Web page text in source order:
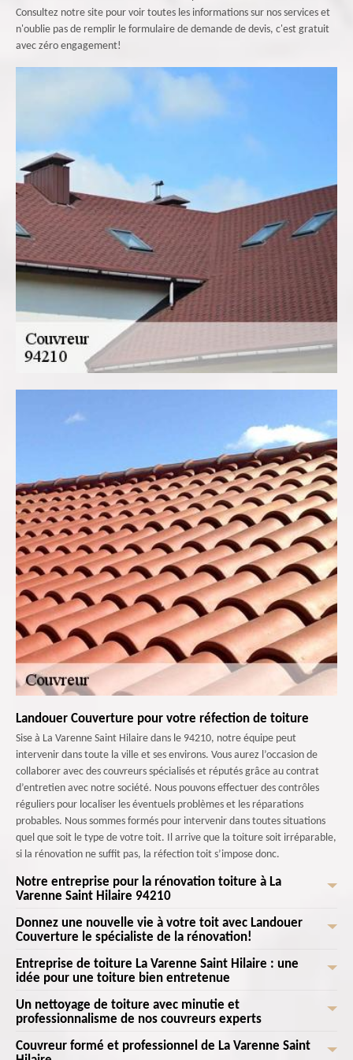
Consultez notre site pour voir toutes les informations sur nos services et
n'oublie pas de remplir le formulaire de demande de devis, c'est gratuit
avec zéro engagement!
Landouer Couverture pour votre réfection de toiture
Sise à La Varenne Saint Hilaire dans le 94210, notre équipe peut
intervenir dans toute la ville et ses environs. Vous aurez l’occasion de
collaborer avec des couvreurs spécialisés et réputés grâce au contrat
d’entretien avec notre société. Nous pouvons effectuer des contrôles
réguliers pour localiser les éventuels problèmes et les réparations
probables. Nous sommes formés pour intervenir dans toutes situations
quel que soit le type de votre toit. Il arrive que la toiture soit irréparable,
si la rénovation ne suffit pas, la réfection toit s’impose donc.
Notre entreprise pour la rénovation toiture à La
Varenne Saint Hilaire 94210
Quand on décide de faire rénover notre maison, le toit est souvent le
premier à traiter. Et qui dit traitement dit changement et rénovation de
toiture. Il arrive que les couvreurs n’aient qu’à remplacer les parties
endommagées du toit. Procéder à une remise à neuf du toit doit suivre
prendre soin de cet abri de votre maison. Nos couvreurs ont été formés
pour mener à bien tous les travaux toiture.
Donnez une nouvelle vie à votre toit avec Landouer
Couverture le spécialiste de la rénovation!
Votre toiture est-elle vieillissante, endommagée ou simplement en
besoin d'une rénovation complète ? Ne cherchez pas plus loin! Landouer
Couverture l'entreprise professionnelle en rénovation de toiture est là
pour redonner à votre maison un look frais, moderne et résistant. Nous
de rénovation, en utilisant les meilleurs matériaux et techniques du
Entreprise de toiture La Varenne Saint Hilaire : une
idée pour une toiture bien entretenue
Avoir une bonne toiture est signe d’un bon entretien. Vous pouvez alors
régulièrement opter pour des diagnostics et des travaux de toiture pour
garder l’étanchéité de votre toit. Par exemple, un nettoyage de toiture
Un nettoyage de toiture avec minutie et
professionnalisme de nos couvreurs experts
Il est aussi important de garder le design et la solidité, mais surtout la
Couvreur formé et professionnel de La Varenne Saint